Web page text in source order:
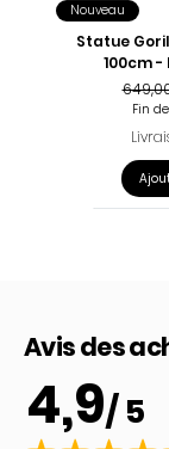
Nouveau
Statue
100cm -
Prix
Fin
Avis des
4,9/ 5